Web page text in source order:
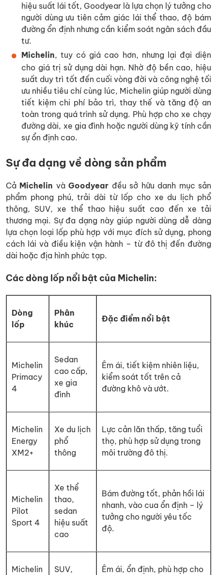
hiệu suất lái tốt, Goodyear là lựa chọn lý tưởng cho
người dùng ưu tiên cảm giác lái thể thao, độ bám
đường ổn định nhưng cần kiểm soát ngân sách đầu
tư.
Michelin, tuy có giá cao hơn, nhưng lại đại diện
cho giá trị sử dụng dài hạn. Nhờ độ bền cao, hiệu
suất duy trì tốt đến cuối vòng đời và công nghệ tối
ưu nhiều tiêu chí cùng lúc, Michelin giúp người dùng
tiết kiệm chi phí bảo trì, thay thế và tăng độ an
toàn trong quá trình sử dụng. Phù hợp cho xe chạy
đường dài, xe gia đình hoặc người dùng kỹ tính cần
sự ổn định cao.
Sự đa dạng về dòng sản phẩm
Cả Michelin vàGoodyear đều sở hữu danh mục sản
phẩm phong phú, trải dài từ lốp cho xe du lịch phổ
thông, SUV, xe thể thao hiệu suất cao đến xe tải
thương mại. Sự đa dạng này giúp người dùng dễ dàng
lựa chọn loại lốp phù hợp với mục đích sử dụng, phong
cách lái và điều kiện vận hành – từ đô thị đến đường
dài hoặc địa hình phức tạp.
Các dòng lốp nổi bật của Michelin:
Dòng
lốp
Phân
khúc
Đặc điểm nổi bật
Michelin
Primacy
4
Sedan
cao cấp,
xe gia
đình
Êm ái, tiết kiệm nhiên liệu,
kiểm soát tốt trên cả
đường khô và ướt.
Michelin
Energy
XM2+
Xe du lịch
phổ
thông
Lực cản lăn thấp, tăng tuổi
thọ, phù hợp sử dụng trong
môi trường đô thị.
Michelin
Pilot
Sport 4
Xe thể
thao,
sedan
hiệu suất
cao
Bám đường tốt, phản hồi lái
nhanh, vào cua ổn định – lý
tưởng cho người yêu tốc
độ.
Michelin
SUV,
Êm ái, ổn định, phù hợp cho